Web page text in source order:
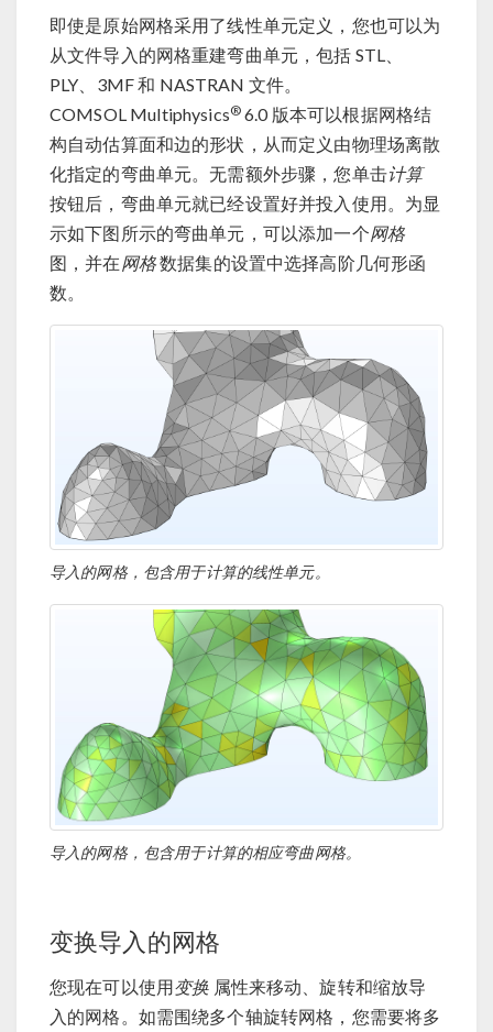
即使是原始网格采用了线性单元定义，您也可以为
从文件导入的网格重建弯曲单元，包括 STL、
PLY、3MF 和 NASTRAN 文件。
COMSOL Multiphysics® 6.0 版本可以根据网格结
构自动估算面和边的形状，从而定义由物理场离散
化指定的弯曲单元。无需额外步骤，您单击计算
按钮后，弯曲单元就已经设置好并投入使用。为显
示如下图所示的弯曲单元，可以添加一个网格
图，并在 网格数据集的设置中选择高阶几何形函
数。
导入的网格，包含用于计算的线性单元。
导入的网格，包含用于计算的相应弯曲网格。
变换导入的网格
您现在可以使用变换 属性来移动、旋转和缩放导
入的网格。如需围绕多个轴旋转网格，您需要将多